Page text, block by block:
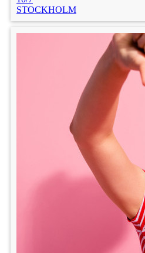
STOCKHOLM